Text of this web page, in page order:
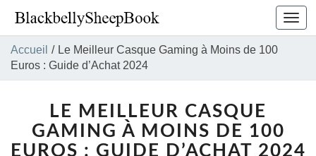
la
Accueil / Le Meilleur Casque Gaming à Moins de 100
Euros : Guide d’Achat 2024
LE MEILLEUR CASQUE
GAMING À MOINS DE 100
EUROS : GUIDE D’ACHAT 2024